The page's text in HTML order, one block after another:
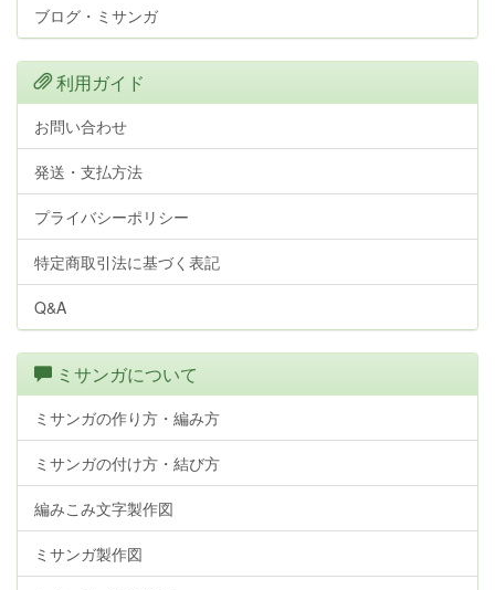
ブログ・ミサンガ
利用ガイド
お問い合わせ
発送・支払方法
プライバシーポリシー
特定商取引法に基づく表記
Q&A
ミサンガについて
ミサンガの作り方・編み方
ミサンガの付け方・結び方
編みこみ文字製作図
ミサンガ製作図